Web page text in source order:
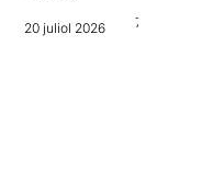
20 juliol 2026 7 juliol 2026